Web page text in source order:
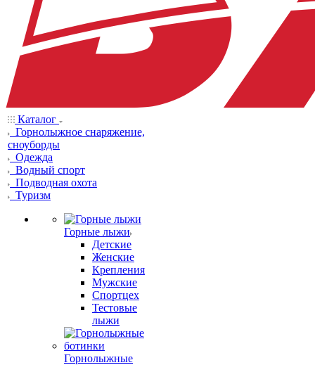
Каталог
Горнолыжное снаряжение,
сноуборды
Одежда
Водный спорт
Подводная охота
Туризм
Горные лыжи
Детские
Женские
Крепления
Мужские
Спортцех
Тестовые
лыжи
Горнолыжные